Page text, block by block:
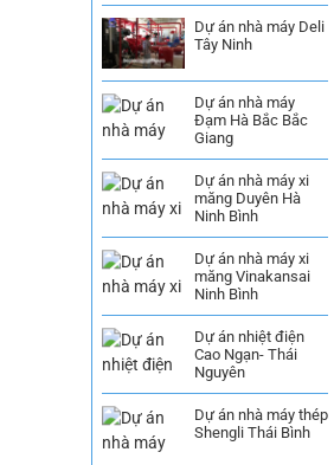
Dự án nhà máy Deli
Tây Ninh
Dự án nhà máy
Đạm Hà Bắc Bắc
Giang
Dự án nhà máy xi
măng Duyên Hà
Ninh Bình
Dự án nhà máy xi
măng Vinakansai
Ninh Bình
Dự án nhiệt điện
Cao Ngạn- Thái
Nguyên
Dự án nhà máy thép
Shengli Thái Bình